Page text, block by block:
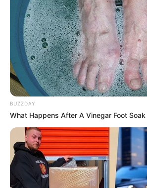
BUZZDAY
What Happens After A Vinegar Foot Soak